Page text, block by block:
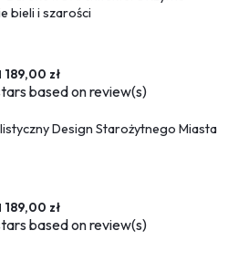
bieli i szarości
189,00 zł
based onreview(s)
Design Starożytnego Miasta
189,00 zł
based onreview(s)